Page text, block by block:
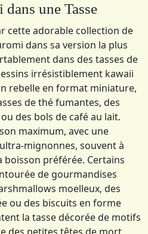
une Tasse
cette adorable collection de
dans sa version la plus
dans des tasses de
irrésistiblement kawaii
rebelle en format miniature,
de thé fumantes, des
des bols de café au lait.
maximum, avec une
mignonnes, souvent à
préférée. Certains
de gourmandises
moelleux, des
ou des biscuits en forme
la tasse décorée de motifs